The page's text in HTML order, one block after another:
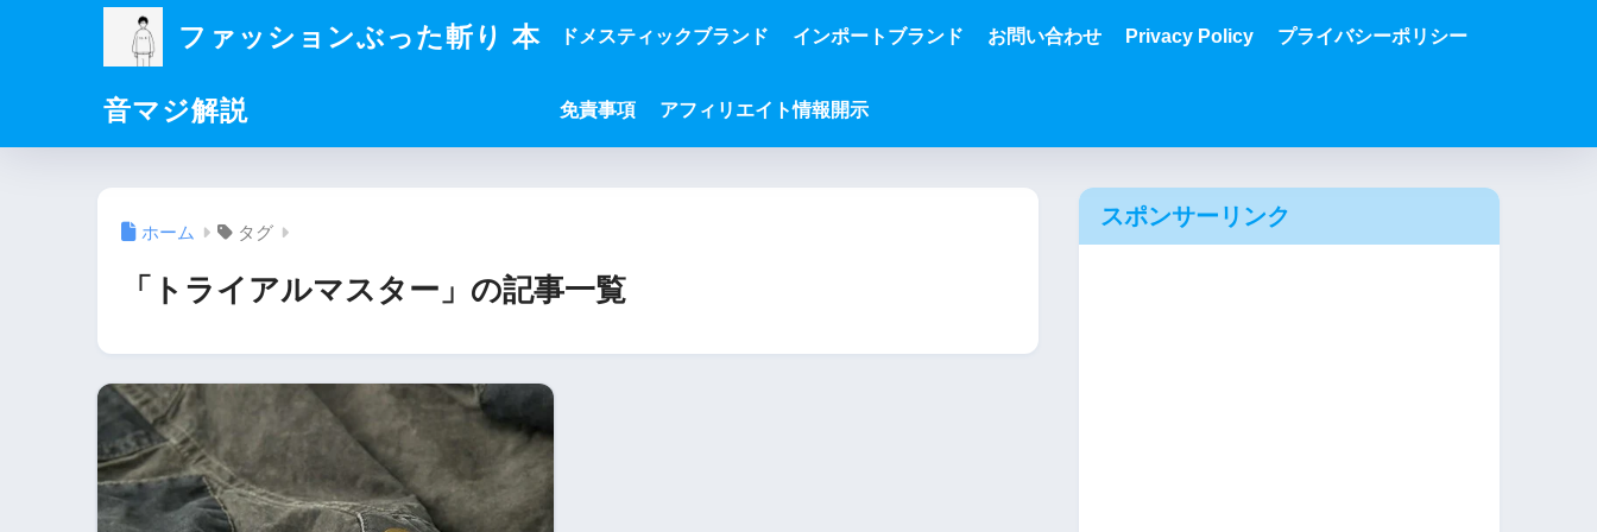
ファッションぶった斬り 本
音マジ解説
ドメスティックブランド インポートブランド お問い合わせ Privacy Policy プライバシーポリシー
免責事項 アフィリエイト情報開示
ホーム タグ
「トライアルマスター」の記事一覧
スポンサーリンク